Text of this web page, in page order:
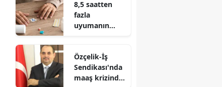
paylaşım
8,5 saatten
fazla
uyumanın
ortaya çıktı
Özçelik-İş
Sendikası'nda
maaş krizinde